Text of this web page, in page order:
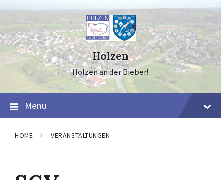
to
content
to
navigation
to
footer
Holzen
Holzen an der Bieber!
Menu
HOME VERANSTALTUNGEN